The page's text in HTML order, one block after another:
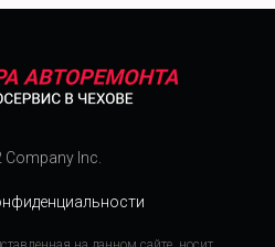
Inc.